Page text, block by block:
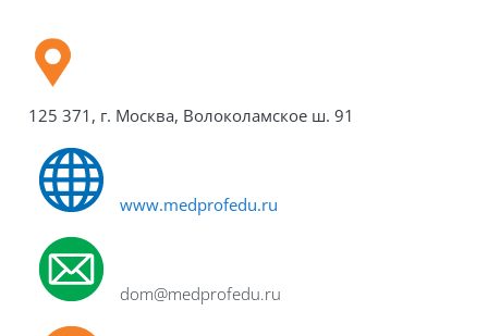
125 371, г. Москва, Волоколамское ш. 91
www.medprofedu.ru
dom@medprofedu.ru